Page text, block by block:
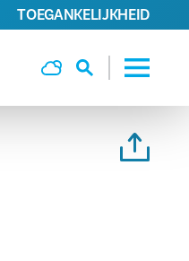
TOEGANKELIJKHEID